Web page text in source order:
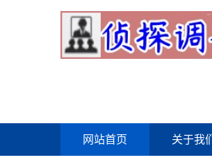
网站首页 关于我们